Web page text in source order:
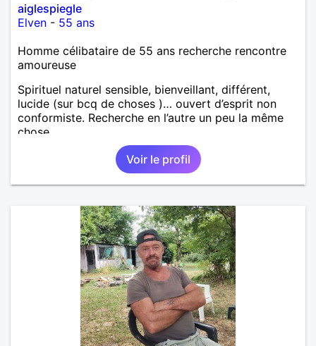
aiglespiegle
Elven - 55 ans
Homme célibataire de 55 ans recherche rencontre
amoureuse
Spirituel naturel sensible, bienveillant, différent,
lucide (sur bcq de choses )… ouvert d’esprit non
conformiste. Recherche en l’autre un peu la même
chose…
Voir le profil